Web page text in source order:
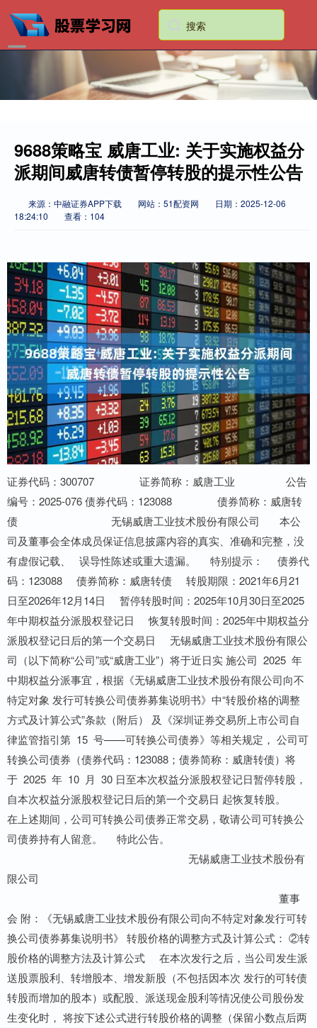
9688策略宝 威唐工业: 关于实施权益分
派期间威唐转债暂停转股的提示性公告
来源：中融证券APP下载 网站：51配资网
日期：2025-12-06
18:24:10
查看：104
证券代码：300707 证券简称：威唐工业 公告
编号：2025-076 债券代码：123088 债券简称：威唐转
债 无锡威唐工业技术股份有限公司 本公
司及董事会全体成员保证信息披露内容的真实、准确和完整，没
有虚假记载、 误导性陈述或重大遗漏。 特别提示： 债券代
码：123088 债券简称：威唐转债 转股期限：2021年6月21
日至2026年12月14日 暂停转股时间：2025年10月30日至2025
年中期权益分派股权登记日 恢复转股时间：2025年中期权益分
派股权登记日后的第一个交易日 无锡威唐工业技术股份有限公
司（以下简称“公司”或“威唐工业”）将于近日实 施公司 2025 年
中期权益分派事宜，根据《无锡威唐工业技术股份有限公司向不
特定对象 发行可转换公司债券募集说明书》中“转股价格的调整
方式及计算公式”条款（附后） 及《深圳证券交易所上市公司自
律监管指引第 15 号——可转换公司债券》等相关规定， 公司可
转换公司债券（债券代码：123088；债券简称：威唐转债）将
于 2025 年 10 月 30 日至本次权益分派股权登记日暂停转股，
自本次权益分派股权登记日后的第一个交易日 起恢复转股。
在上述期间，公司可转换公司债券正常交易，敬请公司可转换公
司债券持有人留意。 特此公告。
无锡威唐工业技术股份有
限公司
董事
会 附：《无锡威唐工业技术股份有限公司向不特定对象发行可转
换公司债券募集说明书》 转股价格的调整方式及计算公式： ②转
股价格的调整方法及计算公式 在本次发行之后，当公司发生派
送股票股利、转增股本、增发新股（不包括因本次 发行的可转债
转股而增加的股本）或配股、派送现金股利等情况使公司股份发
生变化时， 将按下述公式进行转股价格的调整（保留小数点后两